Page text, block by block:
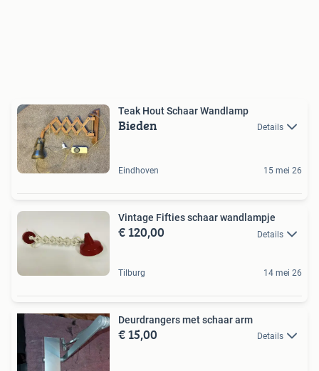
Teak Hout Schaar Wandlamp
Bieden Details
Eindhoven 15 mei 26
Vintage Fifties schaar wandlampje
€ 120,00 Details
Tilburg 14 mei 26
Deurdrangers met schaar arm
€ 15,00 Details